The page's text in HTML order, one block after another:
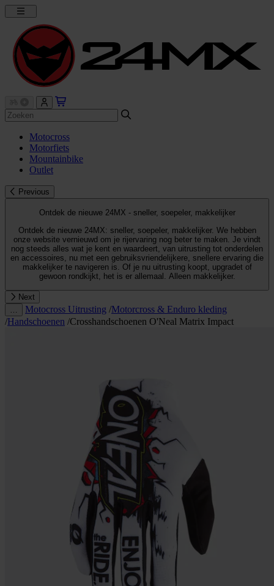
Motocross
Motorfiets
Mountainbike
Outlet
Previous
Ontdek de nieuwe 24MX - sneller, soepeler, makkelijker
Ontdek de nieuwe 24MX: sneller, soepeler, makkelijker. We hebben
onze website vernieuwd om je rijervaring nog beter te maken. Je vindt
nog steeds alles wat je kent en waardeert, van uitrusting tot onderdelen
en accessoires, nu met een gebruiksvriendelijkere, snellere ervaring die
makkelijker te navigeren is. Of je nu uitrusting koopt, upgradet of
gewoon rondkijkt, het is er allemaal. Alleen makkelijker.
Next
Motocross Uitrusting /Motorcross & Enduro kleding
/Handschoenen /Crosshandschoenen O'Neal Matrix Impact